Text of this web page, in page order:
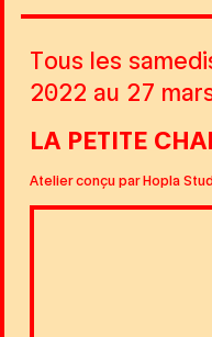
Tous les
2022 au 27
LA PETITE
Atelier conçu par Hopla